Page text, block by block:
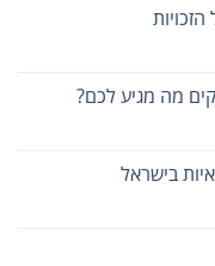
מה מגיע לכם?
בישראל